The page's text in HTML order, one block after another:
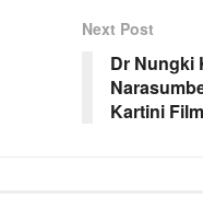
Next Post
Dr Nungki
Kartini